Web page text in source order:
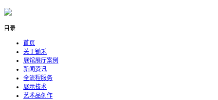
目录
首页
关于锄禾
展馆展厅案例
新闻资讯
全流程服务
展示技术
艺术品创作